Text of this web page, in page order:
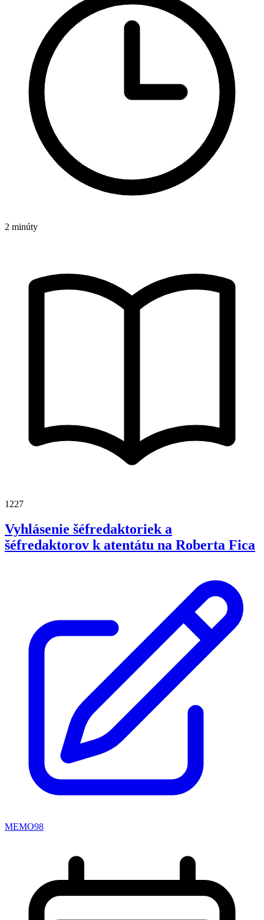
2 minúty
1227
Vyhlásenie šéfredaktoriek a
šéfredaktorov k atentátu na Roberta Fica
MEMO98